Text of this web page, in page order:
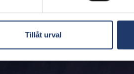
Tillåt urval